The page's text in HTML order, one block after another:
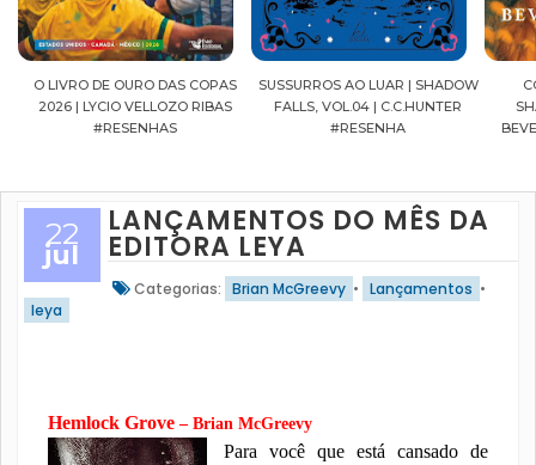
O LIVRO DE OURO DAS COPAS
2026 | LYCIO VELLOZO RIBAS
#RESENHAS
SUSSURROS AO LUAR | SHADOW
FALLS, VOL.04 | C.C.HUNTER
#RESENHA
22
jul
LANÇAMENTOS DO MÊS DA
EDITORA LEYA
Categorias: Brian McGreevy • Lançamentos •
leya
Hemlock Grove– Brian McGreevy
Para você que está cansado de